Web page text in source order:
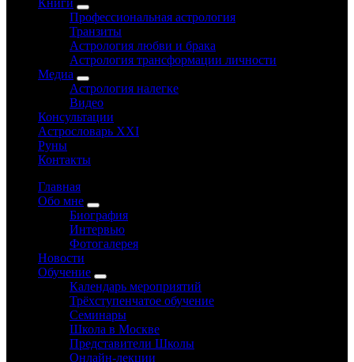
Профессиональная астрология
Транзиты
Астрология любви и брака
Астрология трансформации личности
Медиа
Астрология налегке
Видео
Консультации
Астрословарь XXI
Руны
Контакты
Главная
Обо мне
Биография
Интервью
Фотогалерея
Новости
Обучение
Календарь мероприятий
Трёхступенчатое обучение
Семинары
Школа в Москве
Представители Школы
Онлайн-лекции